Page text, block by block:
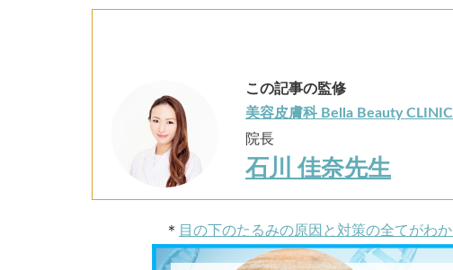
この記事の監修
美容皮膚科 Bella Beauty
院長
石川 佳奈先生
＊ 目の下のたるみの原因と対策の全てがわ